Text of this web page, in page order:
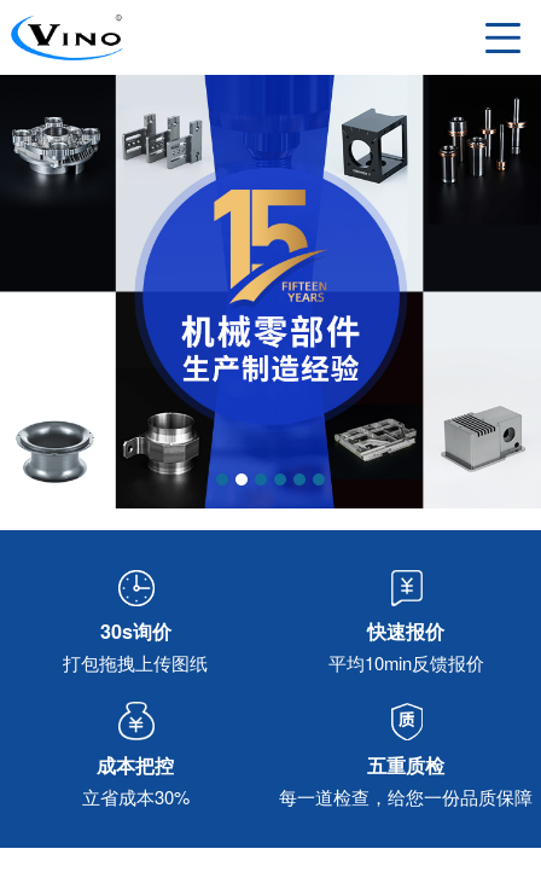
30s询价
打包拖拽上传图纸
快速报价
平均10min反馈报价
成本把控
立省成本30%
五重质检
每一道检查，给您一份品质保障